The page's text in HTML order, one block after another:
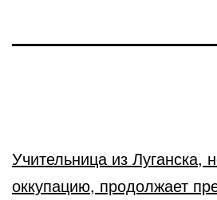
Учительница из Луганска,
оккупацию, продолжает